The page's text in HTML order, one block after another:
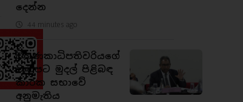
දෙන්න
44 minutes ago
විගණකාධිපතිවරියගේ
වැටුපට මුදල් පිළිබඳ
කාරක සභාවේ
අනුමැතිය